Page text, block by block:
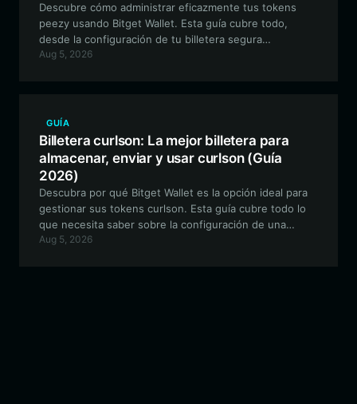
Descubre cómo administrar eficazmente tus tokens
peezy usando Bitget Wallet. Esta guía cubre todo,
desde la configuración de tu billetera segura
compatible con EVM hasta la interacción con la
Aug 5, 2026
GUÍA
Billetera curlson: La mejor billetera para
almacenar, enviar y usar curlson (Guía
2026)
Descubra por qué Bitget Wallet es la opción ideal para
gestionar sus tokens curlson. Esta guía cubre todo lo
que necesita saber sobre la configuración de una
billetera segura y compatible con EVM para operar,
Aug 5, 2026